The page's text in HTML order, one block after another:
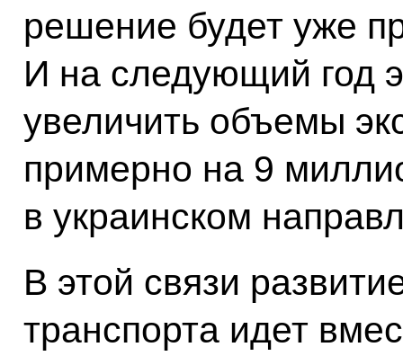
решение будет уже
И на следующий год
увеличить объемы
примерно на 9
в украинском
В этой связи
транспорта идет